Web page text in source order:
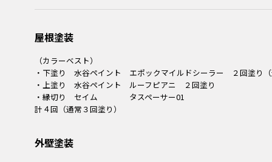
屋根塗装
（カラーベスト）
・下塗り 水谷ペイント エポックマイルドシーラー ２回塗り（
・上塗り 水谷ペイント ルーフピアニ ２回塗り
・縁切り セイム タスペーサー01
計４回（通常３回塗り）
外壁塗装